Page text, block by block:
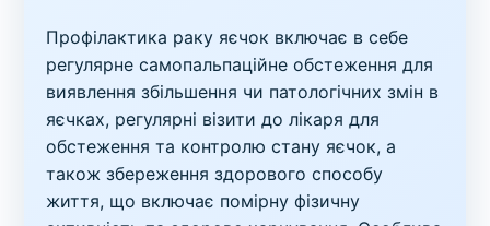
Профілактика раку яєчок включає в себе
регулярне самопальпаційне обстеження для
виявлення збільшення чи патологічних змін в
яєчках, регулярні візити до лікаря для
обстеження та контролю стану яєчок, а
також збереження здорового способу
життя, що включає помірну фізичну